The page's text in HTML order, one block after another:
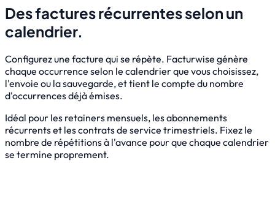
Des factures récurrentes selon un
calendrier.
Configurez une facture qui se répète. Facturwise génère
chaque occurrence selon le calendrier que vous choisissez,
l'envoie ou la sauvegarde, et tient le compte du nombre
d'occurrences déjà émises.
Idéal pour les retainers mensuels, les abonnements
récurrents et les contrats de service trimestriels. Fixez le
nombre de répétitions à l'avance pour que chaque calendrier
se termine proprement.